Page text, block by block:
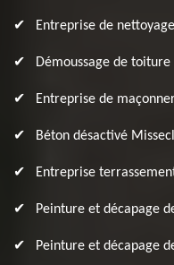
Entreprise de
Démoussage de
Entreprise de
Béton désactivé
Entreprise
Peinture et décapage
Peinture et décapage